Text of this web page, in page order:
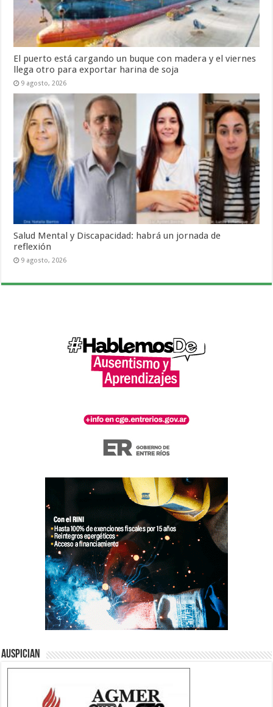
El puerto está cargando un buque con madera y el viernes
llega otro para exportar harina de soja
9 agosto, 2026
Salud Mental y Discapacidad: habrá un jornada de
reflexión
9 agosto, 2026
Auspician